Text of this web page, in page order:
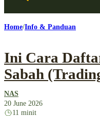
Home Info & Panduan
Ini Cara
Sabah
NAS
20 June 2026
11 minit